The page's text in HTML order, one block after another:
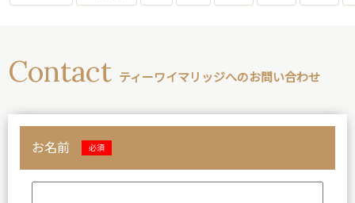
Contact ティーワイマリッジへのお問い合わせ
お名前 必須